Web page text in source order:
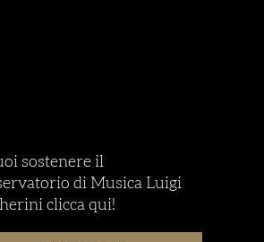
sostenere il
di Musica Luigi
clicca qui!